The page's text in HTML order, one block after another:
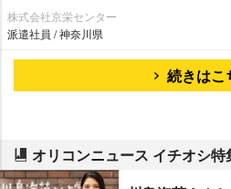
株式会社京栄センター
派遣社員 / 神奈川県
続きはこ
オリコンニュース イチオシ特